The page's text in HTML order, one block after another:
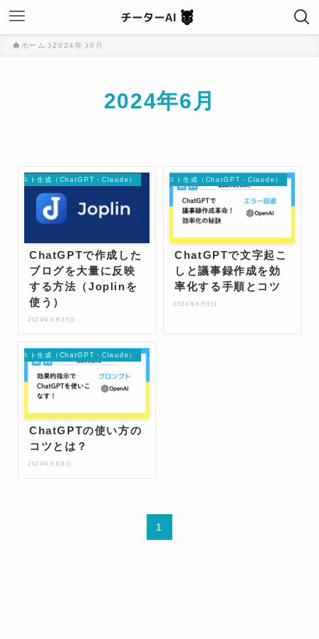
ホーム 2024年 6月
2024年6月
テキスト生成（ChatGPT・Claude）
ChatGPTで作成した
ブログを大量に反映
する方法（Joplinを
使う）
2024年6月25日
テキスト生成（ChatGPT・Claude）
ChatGPTで文字起こ
しと議事録作成を効
率化する手順とコツ
2024年6月9日
テキスト生成（ChatGPT・Claude）
ChatGPTの使い方の
コツとは？
2024年6月8日
1